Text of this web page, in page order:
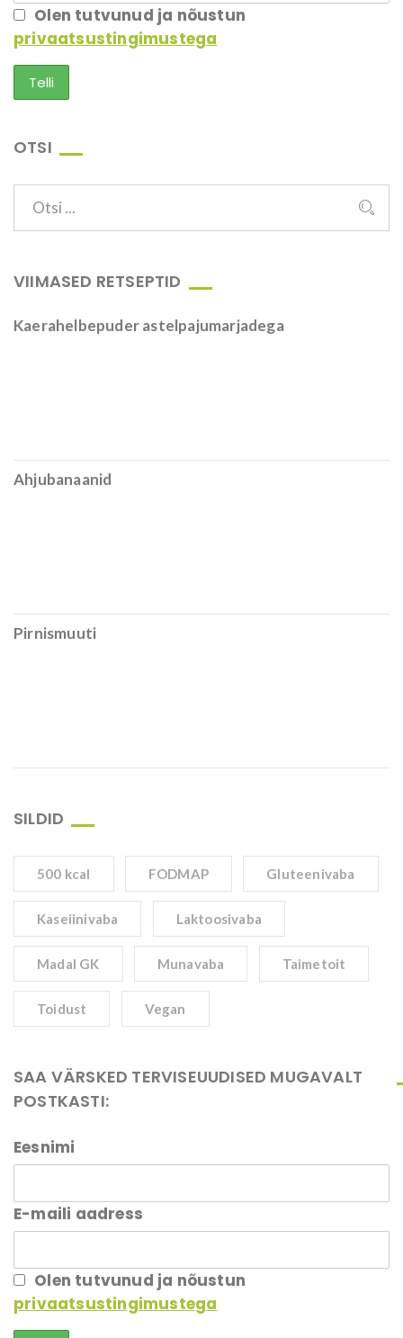
Olen tutvunud ja nõustun
privaatsustingimustega
OTSI
VIIMASED RETSEPTID
Kaerahelbepuder astelpajumarjadega
Ahjubanaanid
Pirnismuuti
SILDID
500 kcal FODMAP Gluteenivaba
Kaseiinivaba Laktoosivaba
Madal GK Munavaba Taimetoit
Toidust Vegan
SAA VÄRSKED TERVISEUUDISED MUGAVALT
POSTKASTI:
Eesnimi
E-maili aadress
Olen tutvunud ja nõustun
privaatsustingimustega